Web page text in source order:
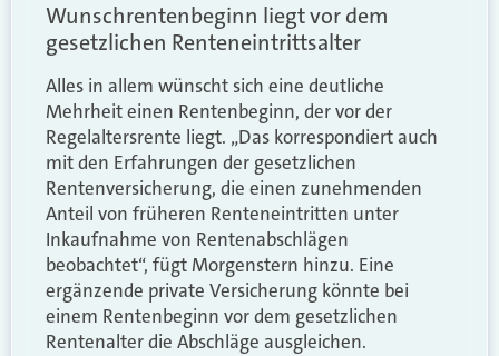
Wunschrentenbeginn liegt vor dem
gesetzlichen Renteneintrittsalter
Alles in allem wünscht sich eine deutliche
Mehrheit einen Rentenbeginn, der vor der
Regelaltersrente liegt. „Das korrespondiert auch
mit den Erfahrungen der gesetzlichen
Rentenversicherung, die einen zunehmenden
Anteil von früheren Renteneintritten unter
Inkaufnahme von Rentenabschlägen
beobachtet“, fügt Morgenstern hinzu. Eine
ergänzende private Versicherung könnte bei
einem Rentenbeginn vor dem gesetzlichen
Rentenalter die Abschläge ausgleichen.